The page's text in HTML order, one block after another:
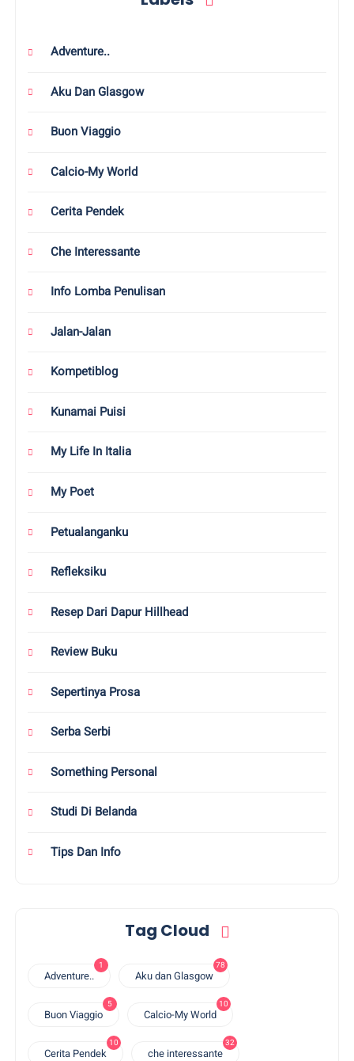
Adventure..
Aku Dan Glasgow
Buon Viaggio
Calcio-My World
Cerita Pendek
Che Interessante
Info Lomba Penulisan
Jalan-Jalan
Kompetiblog
Kunamai Puisi
My Life In Italia
My Poet
Petualanganku
Refleksiku
Resep Dari Dapur Hillhead
Review Buku
Sepertinya Prosa
Serba Serbi
Something Personal
Studi Di Belanda
Tips Dan Info
Tag Cloud
Adventure..
1
Aku dan Glasgow
78
Buon Viaggio
5
Calcio-My World
10
Cerita Pendek
10
che interessante
32